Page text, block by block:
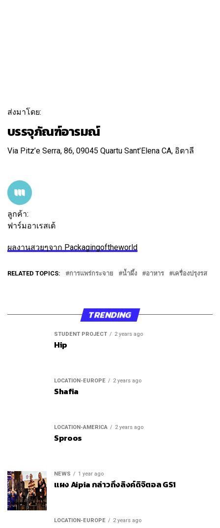
ส่งมาโดย:
บรรจุภัณฑ์อารมณ์
Via Pitz’e Serra, 86, 09045 Quartu Sant’Elena CA, อิตาลี
ลูกค้า:
ฟาร์มอาเรสเต้
ผลงานสวยๆจาก Packagingoftheworld
RELATED TOPICS: การแพร่กระจาย น้ำผึ้ง อาหาร เครื่องปรุงรส
TRENDING
STUDENT PROJECT 2 years ago
Hip
LOCATION-EUROPE 2 years ago
Shafia
LOCATION-AMERICA 2 years ago
Sproos
NEWS 1 year ago
แผง Aipia กล่าวถึงลิงค์ดิจิตอล GS1
LOCATION-EUROPE 2 years ago